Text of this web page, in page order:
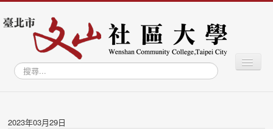
搜
尋...
切
換
2023年03月29日